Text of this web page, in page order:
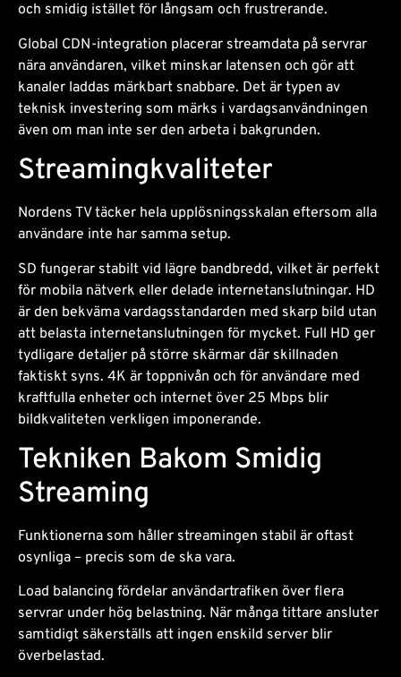
och smidig istället för långsam och frustrerande.
Global CDN-integration placerar streamdata på servrar
nära användaren, vilket minskar latensen och gör att
kanaler laddas märkbart snabbare. Det är typen av
teknisk investering som märks i vardagsanvändningen
även om man inte ser den arbeta i bakgrunden.
Streamingkvaliteter
Nordens TV täcker hela upplösningsskalan eftersom alla
användare inte har samma setup.
SD fungerar stabilt vid lägre bandbredd, vilket är perfekt
för mobila nätverk eller delade internetanslutningar. HD
är den bekväma vardagsstandarden med skarp bild utan
att belasta internetanslutningen för mycket. Full HD ger
tydligare detaljer på större skärmar där skillnaden
faktiskt syns. 4K är toppnivån och för användare med
kraftfulla enheter och internet över 25 Mbps blir
bildkvaliteten verkligen imponerande.
Tekniken Bakom Smidig
Streaming
Funktionerna som håller streamingen stabil är oftast
osynliga – precis som de ska vara.
Load balancing fördelar användartrafiken över flera
servrar under hög belastning. När många tittare ansluter
samtidigt säkerställs att ingen enskild server blir
överbelastad.